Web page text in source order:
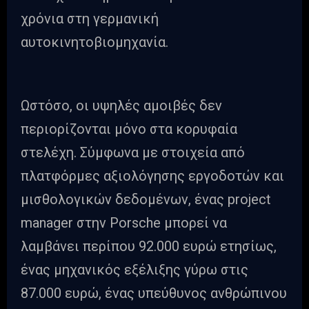
χρόνια στη γερμανική
αυτοκινητοβιομηχανία.
Ωστόσο, οι υψηλές αμοιβές δεν
περιορίζονται μόνο στα κορυφαία
στελέχη. Σύμφωνα με στοιχεία από
πλατφόρμες αξιολόγησης εργοδοτών και
μισθολογικών δεδομένων, ένας project
manager στην Porsche μπορεί να
λαμβάνει περίπου 92.000 ευρώ ετησίως,
ένας μηχανικός εξέλιξης γύρω στις
87.000 ευρώ, ένας υπεύθυνος ανθρώπινου